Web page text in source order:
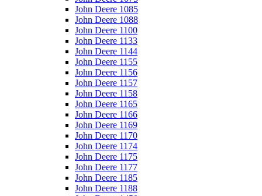
John Deere 1085
John Deere 1088
John Deere 1100
John Deere 1133
John Deere 1144
John Deere 1155
John Deere 1156
John Deere 1157
John Deere 1158
John Deere 1165
John Deere 1166
John Deere 1169
John Deere 1170
John Deere 1174
John Deere 1175
John Deere 1177
John Deere 1185
John Deere 1188